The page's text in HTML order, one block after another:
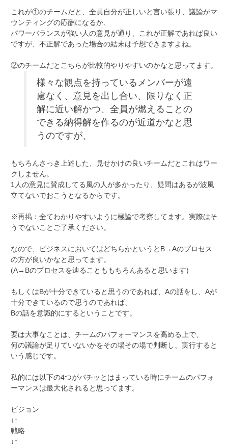
これが①のチームだと、全員自分が正しいと言い張り、議論がマ
ウンティングの応酬になるか、
パワーバランスが強い人の意見が通り、これが正解であれば良い
ですが、不正解であった場合の結末は予想できますよね。
②のチームだとこちらが比較的やりやすいのかなと思ってます。
様々な観点を持っているメンバーが遠
慮なく、意見を出し合い、限りなく正
解に近い解かつ、全員が燃えることの
できる納得解を作るのが近道かなと思
うのですが、
もちろんさっき上述した、見せかけの良いチームだとこれはワー
クしません。
1人の意見に賛成してる風の人が多かったり、疑問はあるが波風
立てないでおこうとなるからです。
※再掲：全てわかりやすいように極論で考察してます。実際はそ
うでないことご了承ください。
なので、ビジネスにおいてはどちらかというとB→Aのプロセス
の方が良いかなと思ってます。
(A→Bのプロセスを辿ることももちろんあると思います)
もしくはBが十分できていると思うのであれば、Aの話をし、Aが
十分できているので思うのであれば、
Bの話を意識的にするということです。
要は大事なことは、チームのパフォーマンスを高める上で、
何の議論が足りていないかをその場その場で判断し、実行すると
いう感じです。
私的には以下の4つがバチッとはまっている時にチームのパフォ
ーマンスは最大化されると思ってます。
ビジョン
↓↑
戦略
↓↑